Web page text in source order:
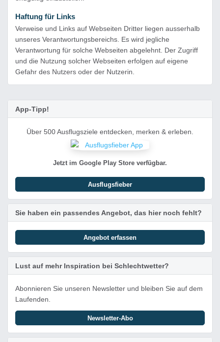
Haftung für Links
Verweise und Links auf Webseiten Dritter liegen ausserhalb
unseres Verantwortungsbereichs. Es wird jegliche
Verantwortung für solche Webseiten abgelehnt. Der Zugriff
und die Nutzung solcher Webseiten erfolgen auf eigene
Gefahr des Nutzers oder der Nutzerin.
App-Tipp!
Über 500 Ausflugsziele entdecken, merken & erleben.
Jetzt im Google Play Store verfügbar.
Ausflugsfieber
Sie haben ein passendes Angebot, das hier noch fehlt?
Angebot erfassen
Lust auf mehr Inspiration bei Schlechtwetter?
Abonnieren Sie unseren Newsletter und bleiben Sie auf dem
Laufenden.
Newsletter-Abo